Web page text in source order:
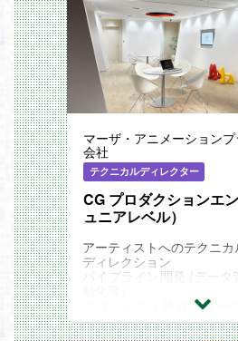
マーザ・アニメーション
会社
テクニカルディレクター
CG プロダクションエ
ュニアレベル）
アーティストへのテクニ
ディレクション
パイプライン開発 (デー
プロジェクト依存のワー
（データ発送、情報フロー